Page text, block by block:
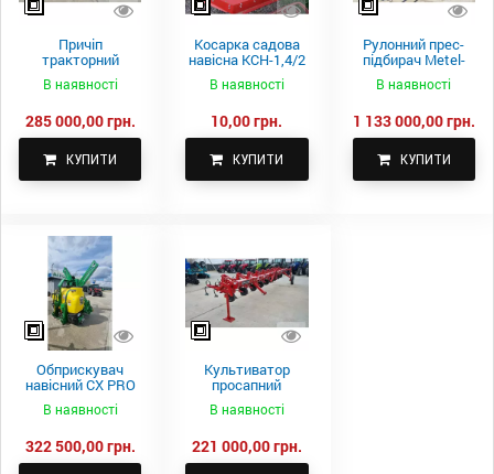
Причіп
тракторний
самоскидний
Spike 2 ПТС-4
В наявності
285 000,00 грн.
КУПИТИ
Косарка садова
навісна КСН-1,4/2
В наявності
10,00 грн.
КУПИТИ
Рулонний прес-
підбирач Metel-
Fach Z 587
В наявності
1 133 000,00 грн.
КУПИТИ
Обприскувач
навісний CX PRO
В наявності
322 500,00 грн.
Культиватор
просапний
КПН-5,6-05
В наявності
221 000,00 грн.